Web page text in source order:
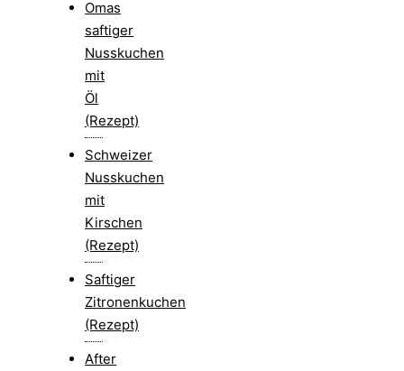
Omas
saftiger
Nusskuchen
mit
Öl
(Rezept)
Schweizer
Nusskuchen
mit
Kirschen
(Rezept)
Saftiger
Zitronenkuchen
(Rezept)
After